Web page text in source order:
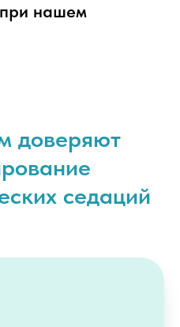
при нашем
доверяют
седаций